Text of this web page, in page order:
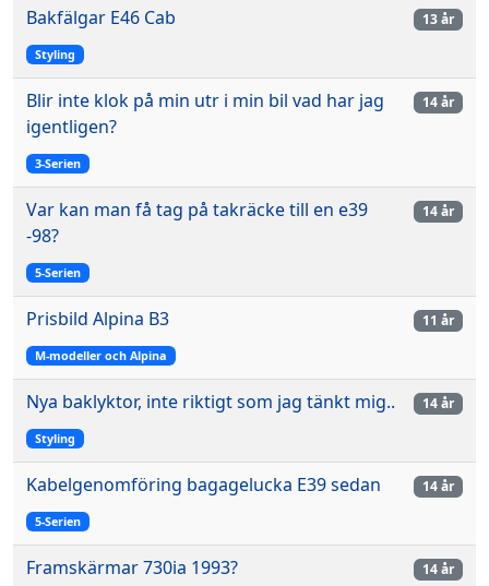
Bakfälgar E46 Cab
Styling
13 år
Blir inte klok på min utr i min bil vad har jag
igentligen?
3-Serien
14 år
Var kan man få tag på takräcke till en e39
-98?
5-Serien
14 år
Prisbild Alpina B3
M-modeller och Alpina
11 år
Nya baklyktor, inte riktigt som jag tänkt mig..
Styling
14 år
Kabelgenomföring bagagelucka E39 sedan
5-Serien
14 år
Framskärmar 730ia 1993? 14 år